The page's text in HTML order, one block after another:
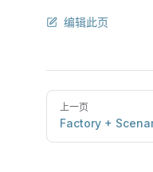
编辑此页
上一页
Factory +